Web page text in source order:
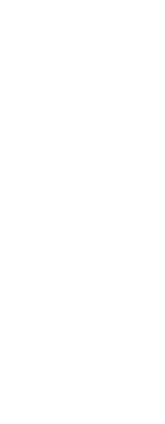
Una animación
Usted
Los elementos de la
módulo de
No hay restricciones